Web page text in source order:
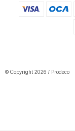
© Copyright 2026 / Prodeco